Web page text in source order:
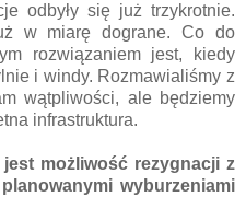
odbyły się już trzykrotnie.
w miarę dograne. Co do
rozwiązaniem jest, kiedy
i windy. Rozmawialiśmy z
wątpliwości, ale będziemy
infrastruktura.
możliwość rezygnacji z
wyburzeniami